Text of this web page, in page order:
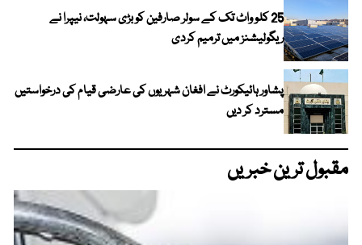
25 کلو واٹ تک کے سولر صارفین کو بڑی سہولت، نیپرا نے
ریگولیشنز میں ترمیم کردی
پشاور ہائیکورٹ نے افغان شہریوں کی عارضی قیام کی درخواستیں
مسترد کر دیں
مقبول ترین خبریں